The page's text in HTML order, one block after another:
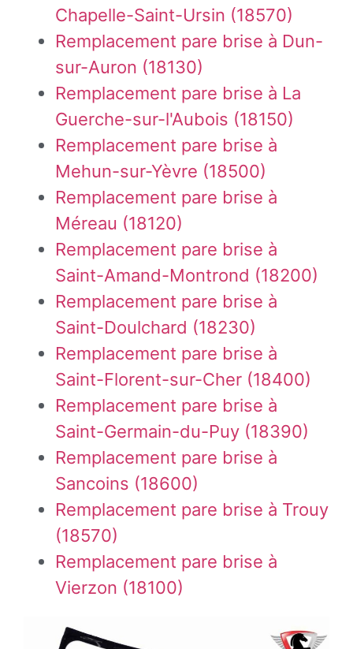
Chapelle-Saint-Ursin (18570)
Remplacement pare brise à Dun-
sur-Auron (18130)
Remplacement pare brise à La
Guerche-sur-l'Aubois (18150)
Remplacement pare brise à
Mehun-sur-Yèvre (18500)
Remplacement pare brise à
Méreau (18120)
Remplacement pare brise à
Saint-Amand-Montrond (18200)
Remplacement pare brise à
Saint-Doulchard (18230)
Remplacement pare brise à
Saint-Florent-sur-Cher (18400)
Remplacement pare brise à
Saint-Germain-du-Puy (18390)
Remplacement pare brise à
Sancoins (18600)
Remplacement pare brise à Trouy
(18570)
Remplacement pare brise à
Vierzon (18100)